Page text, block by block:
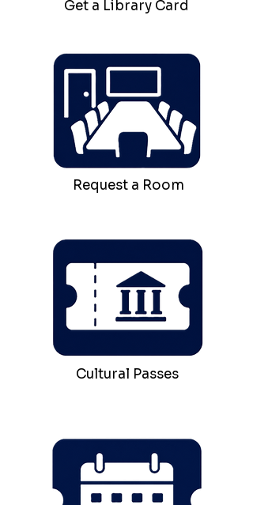
Get a Library Card
Request a Room
Cultural Passes